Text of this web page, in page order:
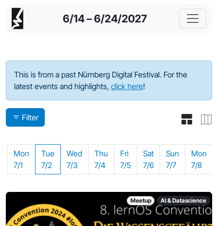
6/14 – 6/24/2027
Program - 2024
This is from a past Nürnberg Digital Festival. For the
latest events and highlights, click here!
Filter
Mon
7/1
Tue
7/2
Wed
7/3
Thu
7/4
Fri
7/5
Sat
7/6
Sun
7/7
Mon
7/8
Meetup AI & Datascience